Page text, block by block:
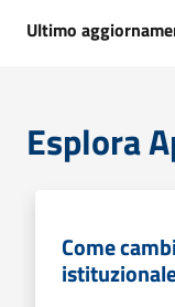
Ultimo
Esplora
Come